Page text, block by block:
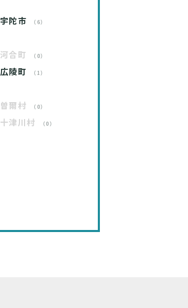
宇陀市 （6）
河合町 （0）
広陵町 （1）
曽爾村 （0）
十津川村 （0）